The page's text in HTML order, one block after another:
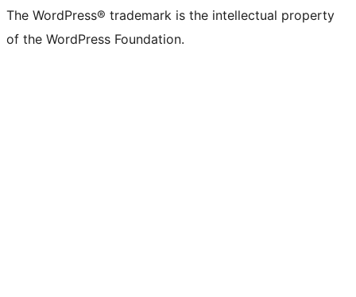
The WordPress® trademark is the intellectual property
of the WordPress Foundation.